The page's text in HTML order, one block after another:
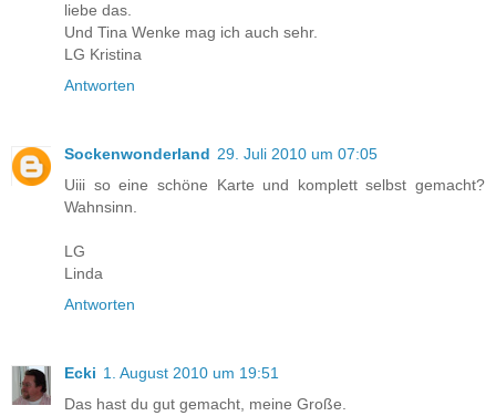
liebe das.
Und Tina Wenke mag ich auch sehr.
LG Kristina
Antworten
Sockenwonderland 29. Juli 2010 um 07:05
Uiii so eine schöne Karte und komplett selbst gemacht?
Wahnsinn.
LG
Linda
Antworten
Ecki 1. August 2010 um 19:51
Das hast du gut gemacht, meine Große.